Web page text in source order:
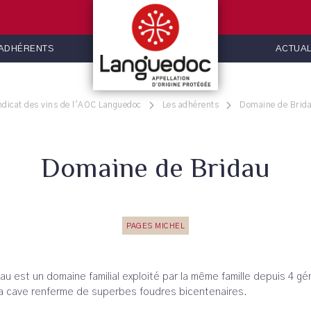
des vins de l'AOC Languedoc Les adhérents Domaine de
Domaine de Bridau
PAGES MICHEL
est un domaine familial exploité par la même famille depuis 4
renferme de superbes foudres bicentenaires.